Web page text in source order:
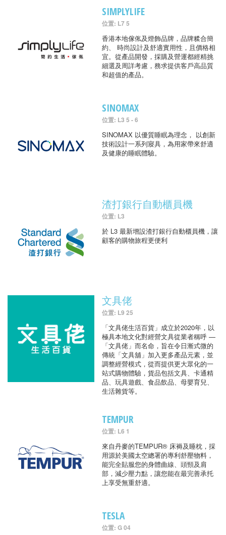
SIMPLYLIFE
位置: L7 5
香港本地傢俬及燈飾品牌，品牌糅合簡
約、 時尚設計及舒適實用性，且價格相
宜。從產品開發，採購及營運都經精挑
細選及周詳考慮，務求提供客戶高品質
和超值的產品。
SINOMAX
位置: L3 5 - 6
SINOMAX 以優質睡眠為理念， 以創新
技術設計一系列寢具，為用家帶來舒適
及健康的睡眠體驗。
渣打銀行自動櫃員機
位置: L3
於 L3 最新增設渣打銀行自動櫃員機，讓
顧客的購物旅程更便利
文具佬
位置: L9 25
「文具佬生活百貨」成立於2020年，以
極具本地文化對經營文具從業者稱呼 —
「文具佬」而名命，旨在令日漸式微的
傳統「文具舖」加入更多產品元素，並
調整經營模式，從而提供更大眾化的一
站式購物體驗，貨品包括文具、卡通精
品、玩具遊戲、食品飲品、母嬰育兒、
生活雜貨等。
TEMPUR
位置: L6 1
來自丹麥的TEMPUR® 床褥及睡枕，採
用源於美國太空總署的專利舒壓物料，
能完全貼服您的身體曲線、頭頸及肩
部，減少壓力點，讓您能在最完善承托
上享受無重舒適。
TESLA
位置: G 04